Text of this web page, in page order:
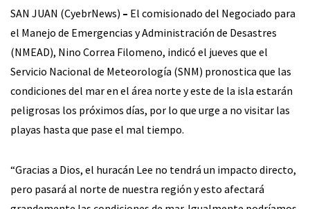
SAN JUAN (CyebrNews) – El comisionado del Negociado para
el Manejo de Emergencias y Administración de Desastres
(NMEAD), Nino Correa Filomeno, indicó el jueves que el
Servicio Nacional de Meteorología (SNM) pronostica que las
condiciones del mar en el área norte y este de la isla estarán
peligrosas los próximos días, por lo que urge a no visitar las
playas hasta que pase el mal tiempo.
“Gracias a Dios, el huracán Lee no tendrá un impacto directo,
pero pasará al norte de nuestra región y esto afectará